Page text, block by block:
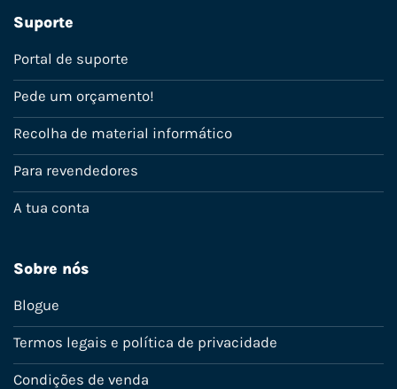
Suporte
Portal de suporte
Pede um orçamento!
Recolha de material informático
Para revendedores
A tua conta
Sobre nós
Blogue
Termos legais e política de privacidade
Condições de venda